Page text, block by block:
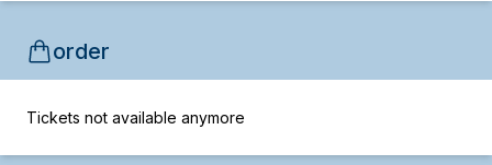
order
Tickets not available anymore